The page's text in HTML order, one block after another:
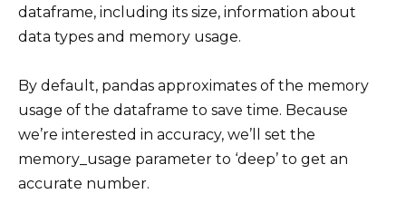
dataframe, including its size, information about
data types and memory usage.
By default, pandas approximates of the memory
usage of the dataframe to save time. Because
we’re interested in accuracy, we’ll set the
memory_usage parameter to ‘deep’ to get an
accurate number.